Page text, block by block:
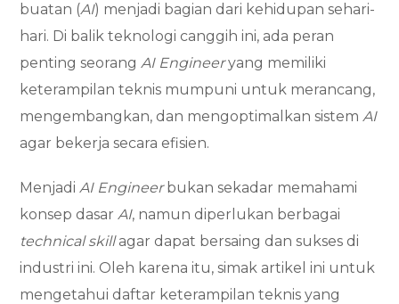
buatan (AI) menjadi bagian dari kehidupan sehari-
hari. Di balik teknologi canggih ini, ada peran
penting seorangAI Engineeryang memiliki
keterampilan teknis mumpuni untuk merancang,
mengembangkan, dan mengoptimalkan sistemAI
agar bekerja secara efisien.
MenjadiAI Engineerbukan sekadar memahami
konsep dasarAI, namun diperlukan berbagai
technical skillagar dapat bersaing dan sukses di
industri ini. Oleh karena itu, simak artikel ini untuk
mengetahui daftar keterampilan teknis yang